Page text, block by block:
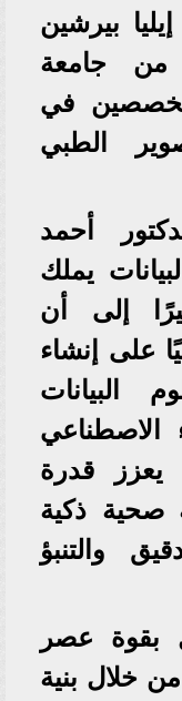
بيرشين
من جامعة
في
الطبي
أحمد
يملك
إلى أن
على إنشاء
البيانات
الاصطناعي
يعزز قدرة
صحية ذكية
والتنبؤ
بقوة عصر
خلال بنية